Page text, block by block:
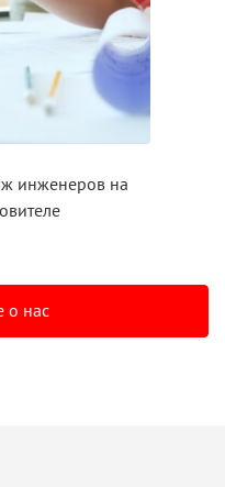
инженеров на
о нас